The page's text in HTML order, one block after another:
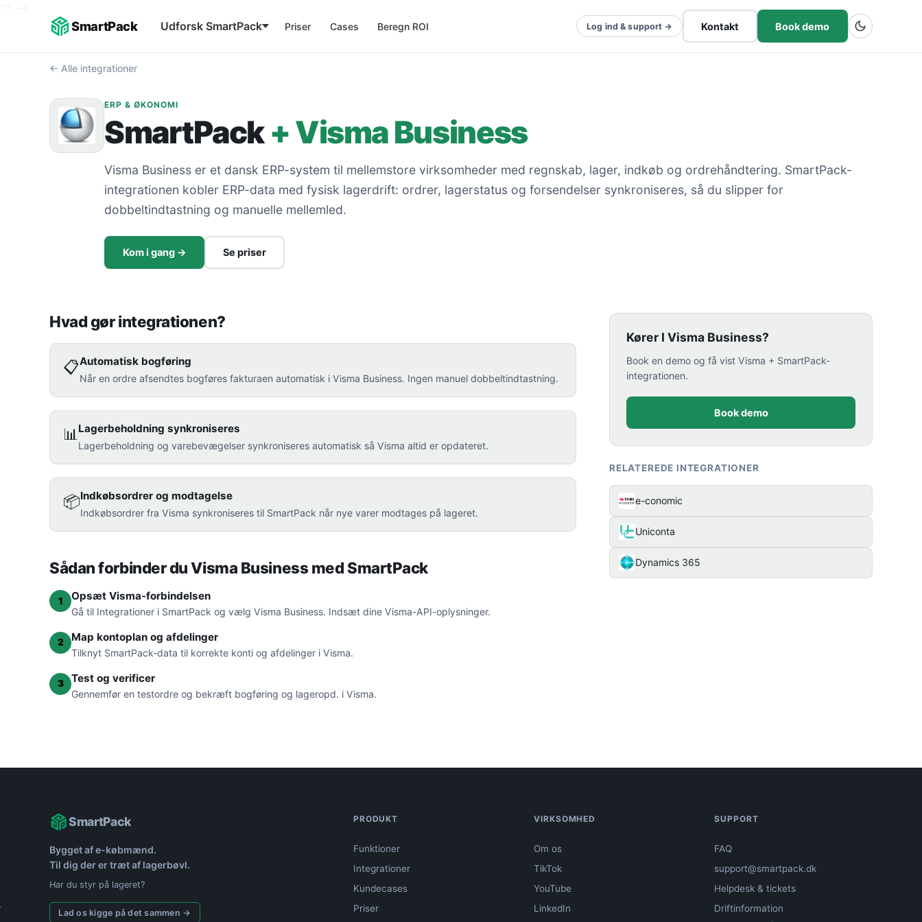
SmartPack Udforsk SmartPack Priser Cases Beregn ROI Log ind & support → Kontakt Book demo
← Alle integrationer
ERP & ØKONOMI
SmartPack+ Visma Business
Visma Business er et dansk ERP-system til mellemstore virksomheder med regnskab, lager, indkøb og ordrehåndtering. SmartPack-
integrationen kobler ERP-data med fysisk lagerdrift: ordrer, lagerstatus og forsendelser synkroniseres, så du slipper for
dobbeltindtastning og manuelle mellemled.
Kom i gang → Se priser
Hvad gør integrationen?
📋Automatisk bogføring
Når en ordre afsendtes bogføres fakturaen automatisk i Visma Business. Ingen manuel dobbeltindtastning.
📊 Lagerbeholdning synkroniseres
Lagerbeholdning og varebevægelser synkroniseres automatisk så Visma altid er opdateret.
📦Indkøbsordrer og modtagelse
Indkøbsordrer fra Visma synkroniseres til SmartPack når nye varer modtages på lageret.
Sådan forbinder du Visma Business med SmartPack
1 Opsæt Visma-forbindelsen
Gå til Integrationer i SmartPack og vælg Visma Business. Indsæt dine Visma-API-oplysninger.
2 Map kontoplan og afdelinger
Tilknyt SmartPack-data til korrekte konti og afdelinger i Visma.
3 Test og verificer
Gennemfør en testordre og bekræft bogføring og lageropd. i Visma.
Kører I Visma Business?
Book en demo og få vist Visma + SmartPack-
integrationen.
Book demo
RELATEREDE INTEGRATIONER
e-conomic
Uniconta
Dynamics 365
SmartPack
Bygget af e-købmænd.
Til dig der er træt af lagerbøvl.
Har du styr på lageret?
Lad os kigge på det sammen →
PRODUKT
Funktioner
Integrationer
Kundecases
Priser
VIRKSOMHED
Om os
TikTok
YouTube
LinkedIn
SUPPORT
FAQ
support@smartpack.dk
Helpdesk & tickets
Driftinformation